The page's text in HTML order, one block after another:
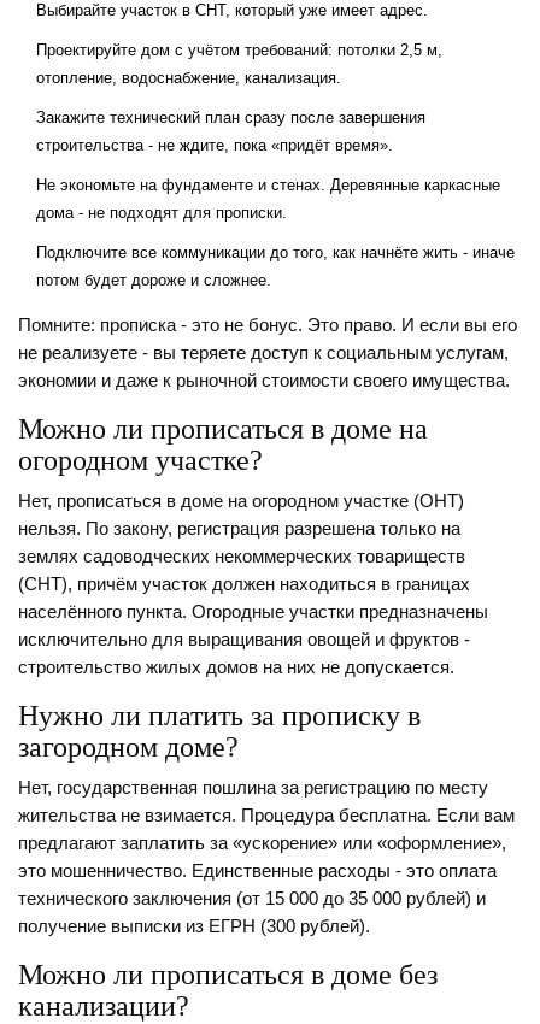
Выбирайте участок в СНТ, который уже имеет адрес.
Проектируйте дом с учётом требований: потолки 2,5 м,
отопление, водоснабжение, канализация.
Закажите технический план сразу после завершения
строительства - не ждите, пока «придёт время».
Не экономьте на фундаменте и стенах. Деревянные каркасные
дома - не подходят для прописки.
Подключите все коммуникации до того, как начнёте жить - иначе
потом будет дороже и сложнее.
Помните: прописка - это не бонус. Это право. И если вы его
не реализуете - вы теряете доступ к социальным услугам,
экономии и даже к рыночной стоимости своего имущества.
Можно ли прописаться в доме на
огородном участке?
Нет, прописаться в доме на огородном участке (ОНТ)
нельзя. По закону, регистрация разрешена только на
землях садоводческих некоммерческих товариществ
(СНТ), причём участок должен находиться в границах
населённого пункта. Огородные участки предназначены
исключительно для выращивания овощей и фруктов -
строительство жилых домов на них не допускается.
Нужно ли платить за прописку в
загородном доме?
Нет, государственная пошлина за регистрацию по месту
жительства не взимается. Процедура бесплатна. Если вам
предлагают заплатить за «ускорение» или «оформление»,
это мошенничество. Единственные расходы - это оплата
технического заключения (от 15 000 до 35 000 рублей) и
получение выписки из ЕГРН (300 рублей).
Можно ли прописаться в доме без
канализации?